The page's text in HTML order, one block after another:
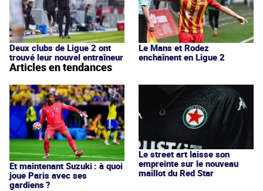
Deux clubs de Ligue 2 ont
trouvé leur nouvel entraîneur
Le Mans et Rodez
enchaînent en Ligue 2
Articles en tendances
Et maintenant Suzuki : à quoi
joue Paris avec ses
gardiens ?
Le street art laisse son
empreinte sur le nouveau
maillot du Red Star